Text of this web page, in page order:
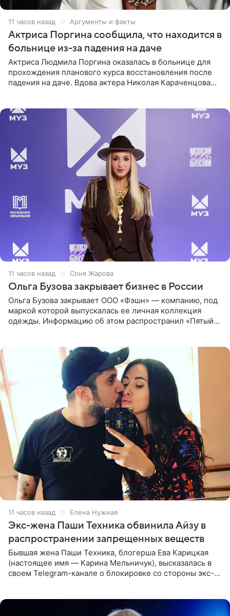
11 часов назад Аргументы и факты
Актриса Поргина сообщила, что находится в
больнице из-за падения на даче
Актриса Людмила Поргина оказалась в больнице для
прохождения планового курса восстановления после
падения на даче. Вдова актера Николая Караченцова
11 часов назад Соня Жарова
Ольга Бузова закрывает бизнес в России
Ольга Бузова закрывает ООО «Фэшн» — компанию, под
маркой которой выпускалась ее личная коллекция
одежды. Информацию об этом распространил «Пятый
11 часов назад Елена Нужная
Экс-жена Паши Техника обвинила Айзу в
распространении запрещенных веществ
Бывшая жена Паши Техника, блогерша Ева Карицкая
(настоящее имя — Карина Мельничук), высказалась в
своем Telegram-канале о блокировке со стороны экс-